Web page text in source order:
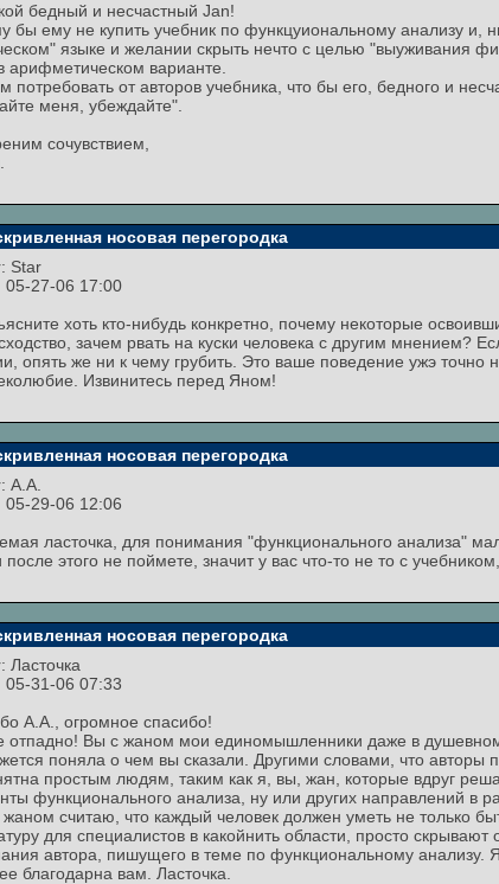
бедный и несчастный Jan!
бы ему не купить учебник по функцуиональному анализу и,
языке и желании скрыть нечто с целью "выуживания
арифметическом варианте.
потребовать от авторов учебника, что бы его, бедного и
меня, убеждайте".
сочувствием,
носовая перегородка
Star
27-06 17:00
хоть кто-нибудь конкретно, почему некоторые
зачем рвать на куски человека с другим мнением?
опять же ни к чему грубить. Это ваше поведение ужэ
Извинитесь перед Яном!
носовая перегородка
А.А.
29-06 12:06
ласточка, для понимания "функционального анализа"
после этого не поймете, значит у вас что-то не то с
носовая перегородка
Ласточка
31-06 07:33
А.А., огромное спасибо!
отпадно! Вы с жаном мои единомышленники даже в
поняла о чем вы сказали. Другими словами, что
простым людям, таким как я, вы, жан, которые вдруг
функционального анализа, ну или других направлений в
считаю, что каждый человек должен уметь не только
для специалистов в какойнить области, просто
автора, пишущего в теме по функциональному анализу.
благодарна вам. Ласточка.